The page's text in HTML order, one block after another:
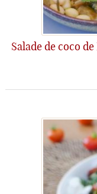
Salade de coco